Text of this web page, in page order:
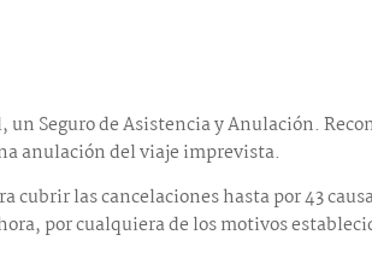
Seguro de Asistencia y Anulación.
anulación del viaje imprevista.
cubrir las cancelaciones hasta por 43
por cualquiera de los motivos